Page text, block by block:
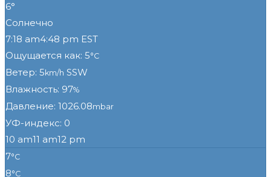
6°
Солнечно
7:18 am4:48 pm EST
Ощущается как: 5°C
Ветер: 5 km/h SSW
Влажность: 97%
Давление: 1026.08mbar
УФ-индекс: 0
10 am11 am12 pm
7°C
8°C